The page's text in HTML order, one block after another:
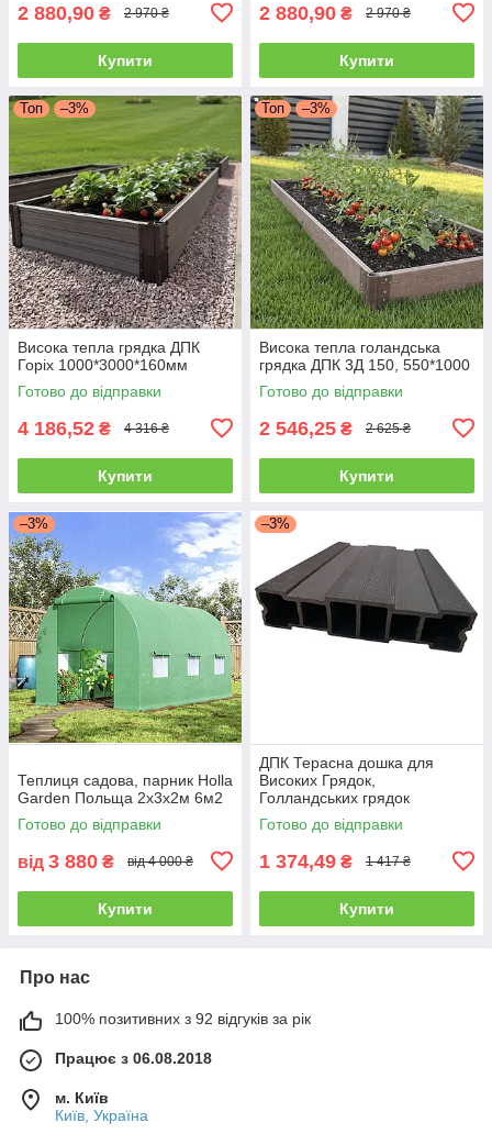
2 880,90 ₴ 2 970 ₴
Купити
2 880,90 ₴ 2 970 ₴
Купити
Топ –3%
Висока тепла грядка ДПК
Горіх 1000*3000*160мм
Готово до відправки
4 186,52 ₴ 4 316 ₴
Купити
Топ –3%
Висока тепла голандська
грядка ДПК 3Д 150, 550*1000
Готово до відправки
2 546,25 ₴ 2 625 ₴
Купити
–3%
Теплиця садова, парник Holla
Garden Польща 2х3х2м 6м2
Готово до відправки
від 3 880 ₴ від 4 000 ₴
Купити
–3%
ДПК Терасна дошка для
Високих Грядок,
Голландських грядок
160х2900х35мм Горіх
Готово до відправки
1 374,49 ₴ 1 417 ₴
Купити
Про нас
100% позитивних з 92 відгуків за рік
Працює з 06.08.2018
м. Київ
Київ, Україна